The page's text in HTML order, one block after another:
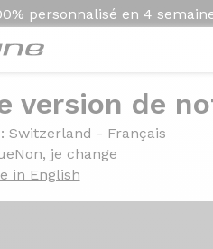
personnalisé en 4
version de
: Switzerland - Français
Non, je change
in English
Présentation